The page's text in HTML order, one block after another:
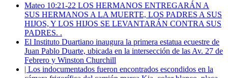
Mateo 10:21-22 LOS HERMANOS ENTREGARÁN A
SUS HERMANOS A LA MUERTE, LOS PADRES A SUS
HIJOS, Y LOS HIJOS SE LEVANTARÁN CONTRA SUS
PADRES. .
El Instituto Duartiano inaugura la primera estatua ecuestre de
Juan Pablo Duarte, ubicada en la intersección de las Av. 27 de
Febrero y Winston Churchill
| Los indocumentados fueron encontrados escondidos en la